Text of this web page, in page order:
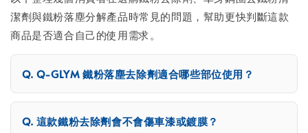
潔劑與鐵粉落塵分解產品時常見的問題，幫助更快判斷這款
商品是否適合自己的使用需求。
Q-GLYM 鐵粉落塵去除劑適合哪些部位使用？
這款鐵粉去除劑會不會傷車漆或鍍膜？